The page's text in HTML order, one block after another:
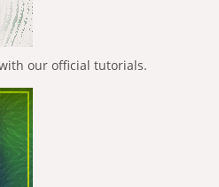
our official tutorials.